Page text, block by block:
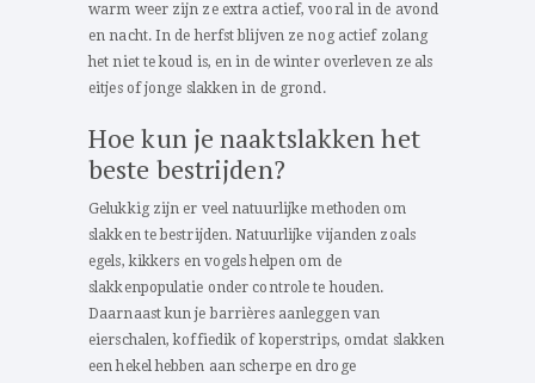
warm weer zijn ze extra actief, vooral in de avond
en nacht. In de herfst blijven ze nog actief zolang
het niet te koud is, en in de winter overleven ze als
eitjes of jonge slakken in de grond.
Hoe kun je naaktslakken het
beste bestrijden?
Gelukkig zijn er veel natuurlijke methoden om
slakken te bestrijden. Natuurlijke vijanden zoals
egels, kikkers en vogels helpen om de
slakkenpopulatie onder controle te houden.
Daarnaast kun je barrières aanleggen van
eierschalen, koffiedik of koperstrips, omdat slakken
een hekel hebben aan scherpe en droge